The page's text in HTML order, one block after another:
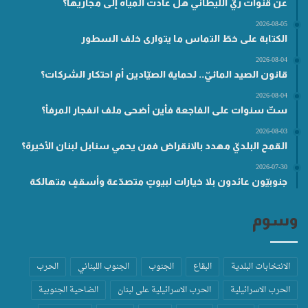
عن قنوات ريّ الليطاني هل عادت المياه إلى مجاريها؟
2026-08-05
الكتابة على خطّ التماس ما يتوارى خلف السطور
2026-08-04
قانون الصيد المائيّ.. لحماية الصيّادين أم احتكار الشركات؟
2026-08-04
ستّ سنوات على الفاجعة فأين أضحى ملف انفجار المرفأ؟
2026-08-03
القمح البلديّ مهدد بالانقراض فمن يحمي سنابل لبنان الأخيرة؟
2026-07-30
جنوبيّون عائدون بلا خيارات لبيوتٍ متصدّعة وأسقفٍ متهالكة
وسوم
الانتخابات البلدية البقاع الجنوب الجنوب اللبناني
الحرب
الحرب الاسرائيلية
الحرب الاسرائيلية على لبنان
الضاحية الجنوبية